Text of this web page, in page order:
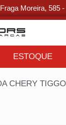
Moreira, 585
ESTOQUE
CHERY